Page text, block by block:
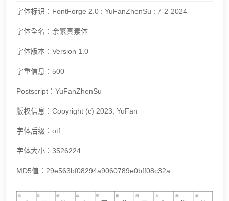
字体标识： FontForge 2.0 : YuFanZhenSu : 7-2-2024
字体全名： 余繁真素体
字体版本： Version 1.0
字重信息： 500
Postscript： YuFanZhenSu
版权信息： Copyright (c) 2023, YuFan
字体后缀： otf
字体大小： 3526224
MD5值： 29e563bf08294a9060789e0bff08c32a